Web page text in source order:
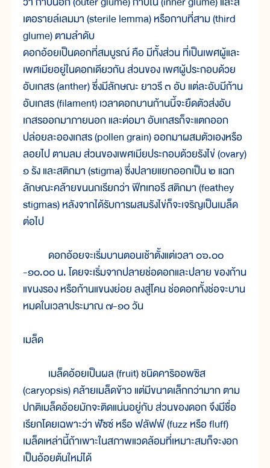
เตอรายล์เลมมา (sterile lemma) หรือกาบที่สาม (third
glume) ตามลำดับ
ดอกอ้อยเป็นดอกที่สมบูรณ์ คือ มีทั้งส่วน ที่เป็นเพศผู้และ
เพศเมียอยู่ในดอกเดียวกัน ส่วนของ เพศผู้ประกอบด้วย
อับเกสร (anther) ซึ่งมีลักษณะ ยาวรี ๓ อับ แต่ละอับมีก้าน
อับเกสร (filament) เวลาดอกบานก้านนี้จะยืดตัวส่งอับ
เกสรออกมาภายนอก และต่อมา อับเกสรก็จะแตกออก
ปล่อยละอองเกสร (pollen grain) ออกมาผสมตัวเองหรือ
ลอยไป ตามลม ส่วนของเพศเมียประกอบด้วยรังไข่ (ovary)
๑ รัง และสติกมา (stigma) ซึ่งปลายแยกออกเป็น ๒ แฉก
ลักษณะคล้ายขนนกเรียกว่า ฟีทเทอรี สติกมา (feathey
stigmas) หลังจากได้รับการผสมรังไข่ก็จะเจริญเป็นเมล็ด
ต่อไป
ดอกอ้อยจะเริ่มบานตอนเช้าตั้งแต่เวลา ๐๖.๐๐
-๑๐.๐๐ น. โดยจะเริ่มจากปลายช่อดอกและปลาย ของก้าน
แขนงรอง หรือก้านแขนงย่อย ลงสู่โคน ช่อดอกทั้งช่อจะบาน
หมดในเวลาประมาณ ๗-๑๐ วัน
เมล็ด
เมล็ดอ้อยเป็นผล (fruit) ชนิดคาริออพซิส
(caryopsis) คล้ายเมล็ดข้าว แต่มีขนาดเล็กกว่ามาก ตาม
ปกติเมล็ดอ้อยมักจะติดแน่นอยู่กับ ส่วนของดอก จึงมีชื่อ
เรียกโดยเฉพาะว่า ฟัซซ์ หรือ ฟลัฟฟ์ (fuzz หรือ fluff)
เมล็ดเหล่านี้ถ้าเพาะในสภาพแวดล้อมที่เหมาะสมก็จะงอก
เป็นอ้อยต้นใหม่ได้